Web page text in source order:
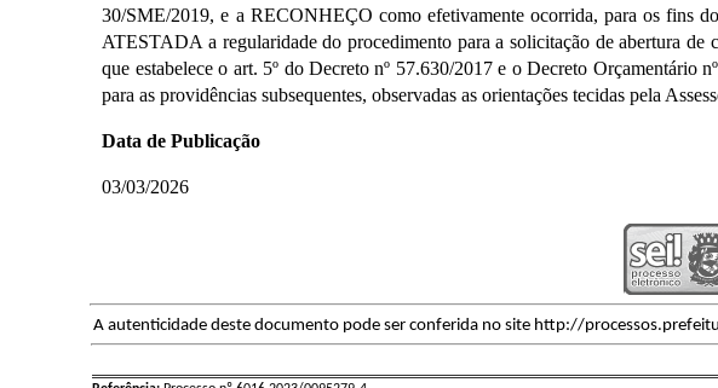
30/SME/2019, e a RECONHEÇO como efetivamente ocorrida, para os fins
ATESTADA a regularidade do procedimento para a solicitação de abertura
que estabelece o art. 5º do Decreto nº 57.630/2017 e o Decreto
para as providências subsequentes, observadas as orientações tecidas pela
Data de Publicação
03/03/2026
A autenticidade deste documento pode ser conferida no site http://